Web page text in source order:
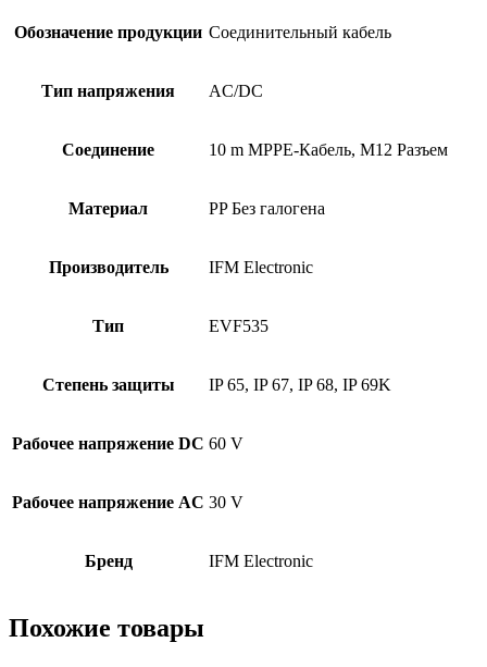
Обозначение продукции Соединительный кабель
Тип напряжения AC/DC
Соединение 10 m MPPE-Кабель, M12 Разъем
Материал PP Без галогена
Производитель IFM Electronic
Тип EVF535
Степень защиты IP 65, IP 67, IP 68, IP 69K
Рабочее напряжение DC 60 V
Рабочее напряжение AC 30 V
Бренд IFM Electronic
Похожие товары